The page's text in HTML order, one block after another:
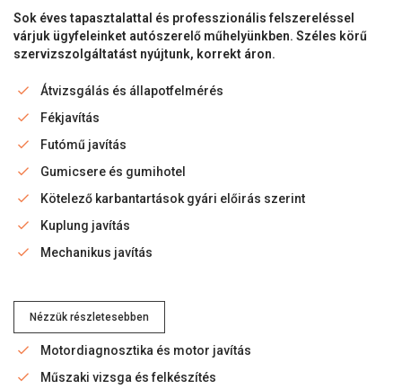
Sok éves tapasztalattal és professzionális felszereléssel
várjuk ügyfeleinket autószerelő műhelyünkben. Széles körű
szervizszolgáltatást nyújtunk, korrekt áron.
Átvizsgálás és állapotfelmérés
Fékjavítás
Futómű javítás
Gumicsere és gumihotel
Kötelező karbantartások gyári előirás szerint
Kuplung javítás
Mechanikus javítás
Nézzük részletesebben
Motordiagnosztika és motor javítás
Műszaki vizsga és felkészítés